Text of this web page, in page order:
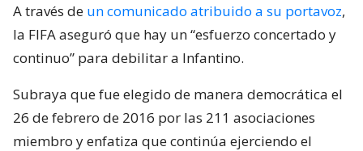
A través de un comunicado atribuido a su portavoz,
la FIFA aseguró que hay un “esfuerzo concertado y
continuo” para debilitar a Infantino.
Subraya que fue elegido de manera democrática el
26 de febrero de 2016 por las 211 asociaciones
miembro y enfatiza que continúa ejerciendo el